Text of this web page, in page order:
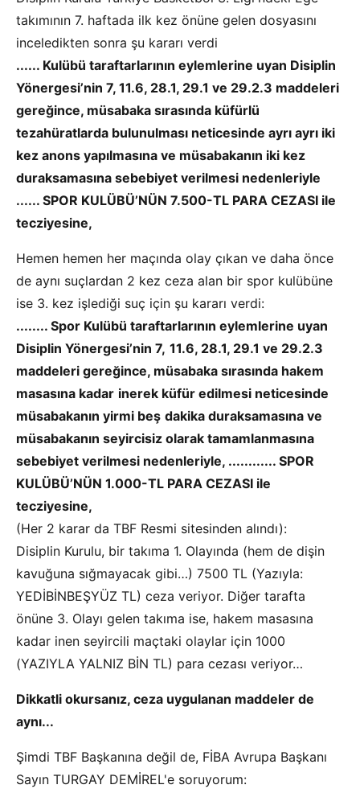
takımının 7. haftada ilk kez önüne gelen dosyasını
inceledikten sonra şu kararı verdi
...... Kulübü taraftarlarının eylemlerine uyan Disiplin
Yönergesi’nin 7, 11.6, 28.1, 29.1 ve 29.2.3 maddeleri
gereğince, müsabaka sırasında küfürlü
tezahüratlarda bulunulması neticesinde ayrı ayrı iki
kez anons yapılmasına ve müsabakanın iki kez
duraksamasına sebebiyet verilmesi nedenleriyle
...... SPOR KULÜBÜ’NÜN 7.500-TL PARA CEZASI ile
tecziyesine,
Hemen hemen her maçında olay çıkan ve daha önce
de aynı suçlardan 2 kez ceza alan bir spor kulübüne
ise 3. kez işlediği suç için şu kararı verdi:
........ Spor Kulübü taraftarlarının eylemlerine uyan
Disiplin Yönergesi’nin 7, 11.6, 28.1, 29.1 ve 29.2.3
maddeleri gereğince, müsabaka sırasında hakem
masasına kadar inerek küfür edilmesi neticesinde
müsabakanın yirmi beş dakika duraksamasına ve
müsabakanın seyircisiz olarak tamamlanmasına
sebebiyet verilmesi nedenleriyle, ............ SPOR
KULÜBÜ’NÜN 1.000-TL PARA CEZASI ile
tecziyesine,
(Her 2 karar da TBF Resmi sitesinden alındı):
Disiplin Kurulu, bir takıma 1. Olayında (hem de dişin
kavuğuna sığmayacak gibi…) 7500 TL (Yazıyla:
YEDİBİNBEŞYÜZ TL) ceza veriyor. Diğer tarafta
önüne 3. Olayı gelen takıma ise, hakem masasına
kadar inen seyircili maçtaki olaylar için 1000
(YAZIYLA YALNIZ BİN TL) para cezası veriyor…
Dikkatli okursanız, ceza uygulanan maddeler de
aynı...
Şimdi TBF Başkanına değil de, FİBA Avrupa Başkanı
Sayın TURGAY DEMİREL'e soruyorum: